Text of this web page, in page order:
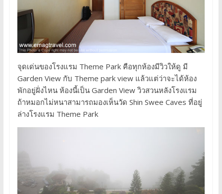
จุดเด่นของโรงแรม Theme Park คือทุกห้องมีวิวให้ดู มี
Garden View กับ Theme park view แล้วแต่ว่าจะได้ห้อง
พักอยู่ฝั่งไหน ห้องนี้เป็น Garden View วิวสวนหลังโรงแรม
ถ้าหมอกไม่หนาสามารถมองเห็นวัด Shin Swee Caves ที่อยู่
ล่างโรงแรม Theme Park